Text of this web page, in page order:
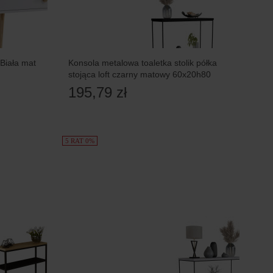
mat
Konsola metalowa toaletka stolik półka
stojąca loft czarny matowy 60x20h80
195,79 zł
5 RAT 0%